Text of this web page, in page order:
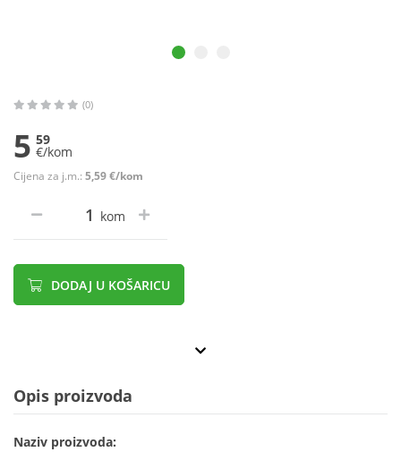
(0)
5 59
€/kom
Cijena za j.m.: 5,59 €/kom
kom
DODAJ U KOŠARICU
Opis proizvoda
Naziv proizvoda: